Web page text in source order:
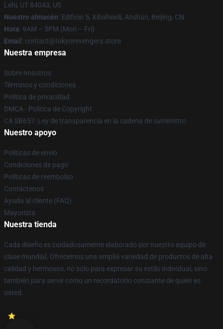
Lehi, UT 84043, US
Nuestro almacén: Edificio 5, Xibahexili, Anshun, Beijing, CN
Hora: 9AM – 5PM (Mon – Fri)
Email : contact@tokyorevengers.store
Nuestra empresa
Sobre nosotros
Términos y condiciones
Política de privacidad
DMCA - Política de Copyright
CA SB657: Ley de transparencia en la cadena de suministro
Nuestro apoyo
Políticas de envío
Condiciones de pago
Políticas de reembolso
Contáctenos
Ayuda al cliente (FAQ)
Mayorista
Nuestra tienda
Cada diseño es cuidadosamente elaborado por nuestro equipo de
clase mundial. Ofrecemos una amplia variedad de productos de alta
calidad y hermosos, no sólo para expresar su estilo individual, sino
también para servir como un recordatorio constante de quién es
usted.